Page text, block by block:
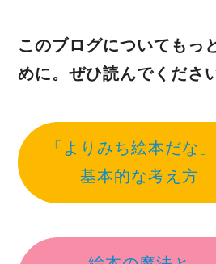
このブログについてもっ
めに。ぜひ読んでくださ
「よりみち絵本だな
基本的な考え方